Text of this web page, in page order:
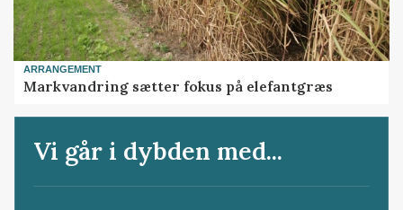
ARRANGEMENT
Markvandring sætter fokus på elefantgræs
Vi går i dybden med...